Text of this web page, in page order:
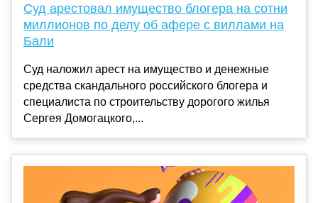
Суд арестовал имущество блогера на сотни
миллионов по делу об афере с виллами на
Бали
Суд наложил арест на имущество и денежные
средства скандального российского блогера и
специалиста по строительству дорогого жилья
Сергея Домогацкого,...